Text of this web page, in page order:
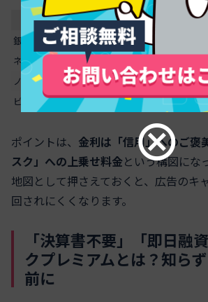
種類 金利目安 審査
銀行ローン
低
ネット銀行系ビジネスローン
ノンバンク事業者ローン
中〜高 柔軟
ビジネスカードローン
中〜高 普通
スクロールできます
ポイントは、 金利は「信用」へのご褒
スク」への上乗せ料金という構図にな
地図として押さえておくと、広告のキ
回されにくくなります。
「決算書不要」「即日融
クプレミアムとは？知ら
前に